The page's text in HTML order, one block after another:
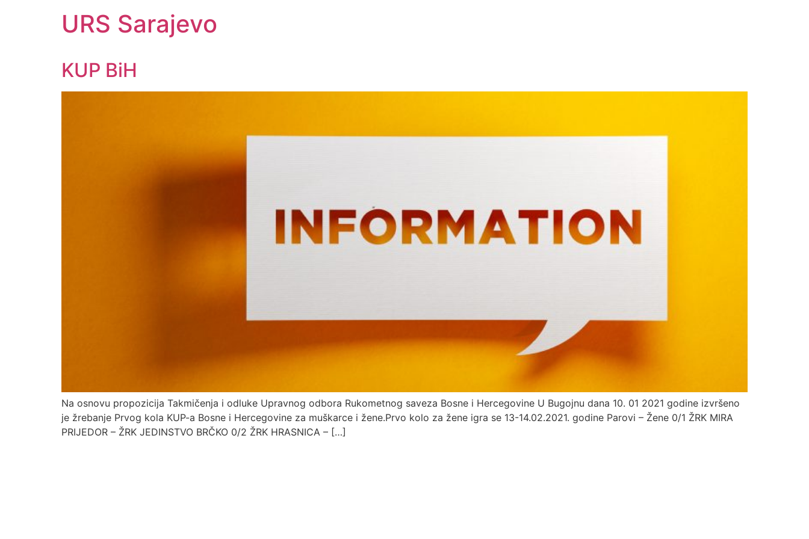
URS Sarajevo
KUP BiH
Na osnovu propozicija Takmičenja i odluke Upravnog odbora Rukometnog saveza Bosne i Hercegovine U Bugojnu dana 10. 01 2021 godine izvršeno
je žrebanje Prvog kola KUP-a Bosne i Hercegovine za muškarce i žene.Prvo kolo za žene igra se 13-14.02.2021. godine Parovi – Žene 0/1 ŽRK MIRA
PRIJEDOR – ŽRK JEDINSTVO BRČKO 0/2 ŽRK HRASNICA – […]